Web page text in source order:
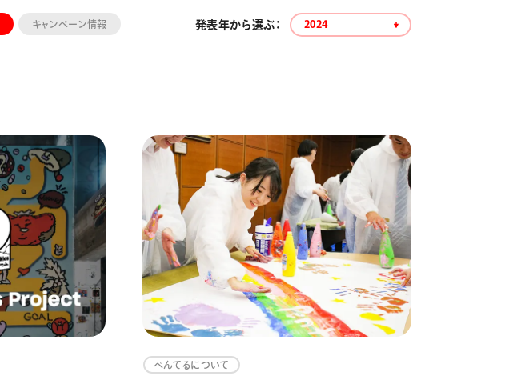
ーズ
キャンペーン情報 発表年から選ぶ： 2024
ぺんてるについて